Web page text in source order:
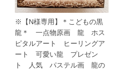
※【N様専用】＊こどもの黒
龍＊ 一点物原画 龍 ホス
ピタルアート ヒーリングア
ート 可愛い龍 プレゼン
ト 人気 パステル画 龍の